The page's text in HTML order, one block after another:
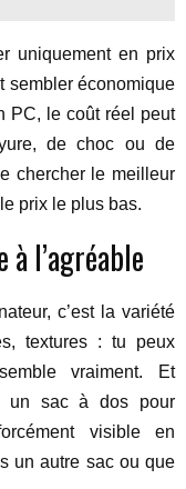
uniquement en prix
sembler économique
PC, le coût réel peut
de choc ou de
chercher le meilleur
prix le plus bas.
l’agréable
c’est la variété
textures : tu peux
vraiment. Et
un sac à dos pour
visible en
un autre sac ou que